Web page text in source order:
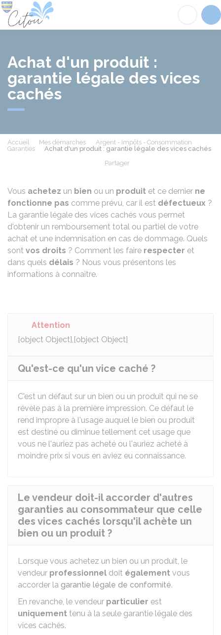
Achat d'un produit :
garantie légale des vices
cachés
Accueil Mes démarches
Argent - Impôts - Consommation
Garanties
Achat d'un produit : garantie légale des vices cachés
Partager
Vous achetez un bien ou un produit et ce dernier ne
fonctionne pas comme prévu, car il est défectueux ?
La garantie légale des vices cachés vous permet
d'obtenir un remboursement total ou partiel de votre
achat et une indemnisation en cas de dommage. Quels
sont vos droits ? Comment les faire respecter et
dans quels délais ? Nous vous présentons les
informations à connaître.
Attention
[object Object],[object Object]
Qu'est-ce qu'un vice caché ?
C'est un défaut sur un bien ou un produit qui ne se
révèle pas à la première impression. Ce défaut le
rend impropre à l'usage auquel le bien ou produit
est destiné ou diminue tellement cet usage que
vous ne l'auriez pas acheté ou l'auriez acheté à
moindre prix si vous en aviez eu connaissance.
Le vendeur doit-il accorder d'autres
garanties au consommateur que celle
des vices cachés lorsqu'il achète un
bien ou un produit ?
Lorsque vous achetez un bien ou un produit, le
vendeur professionnel doit également vous
accorder la garantie légale de conformité.
En revanche, le vendeur particulier est
uniquement tenu à la seule garantie légale des
vices cachés.